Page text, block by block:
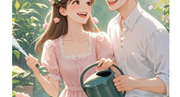
Tu Chân
Tu Tiên
Tội Phạm